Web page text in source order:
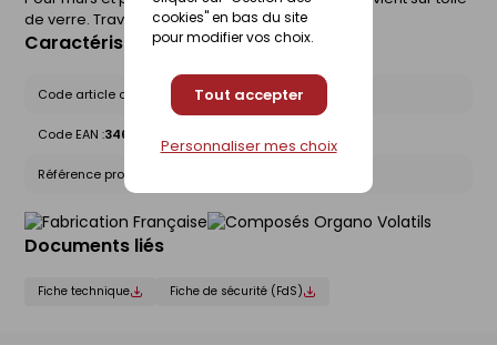
cookies" en bas du site
pour modifier vos choix.
Tout accepter
Personnaliser mes choix
de verre. Travaux neufs et rénovation.
Caractéristiques du produit
Code article chez le fournisseur :3T28891
Code EAN :3463975320905
Référence produit nationale Gedimat :
Documents liés
Fiche technique Fiche de sécurité (FdS)